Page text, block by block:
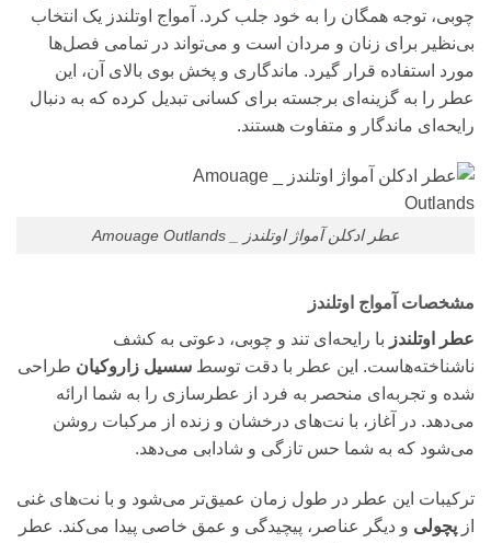
چوبی، توجه همگان را به خود جلب کرد. آمواج اوتلندز یک انتخاب
بی‌نظیر برای زنان و مردان است و می‌تواند در تمامی فصل‌ها
مورد استفاده قرار گیرد. ماندگاری و پخش بوی بالای آن، این
عطر را به گزینه‌ای برجسته برای کسانی تبدیل کرده که به دنبال
رایحه‌ای ماندگار و متفاوت هستند.
عطر ادکلن آمواژ اوتلندز _ Amouage Outlands
مشخصات آمواج اوتلندز
عطر اوتلندز با رایحه‌ای تند و چوبی، دعوتی به کشف
ناشناخته‌هاست. این عطر با دقت توسط سسیل زاروکیان طراحی
شده و تجربه‌ای منحصر به فرد از عطرسازی را به شما ارائه
می‌دهد. در آغاز، با نت‌های درخشان و زنده از مرکبات روشن
می‌شود که به شما حس تازگی و شادابی می‌دهد.
ترکیبات این عطر در طول زمان عمیق‌تر می‌شود و با نت‌های غنی
از پچولی و دیگر عناصر، پیچیدگی و عمق خاصی پیدا می‌کند. عطر